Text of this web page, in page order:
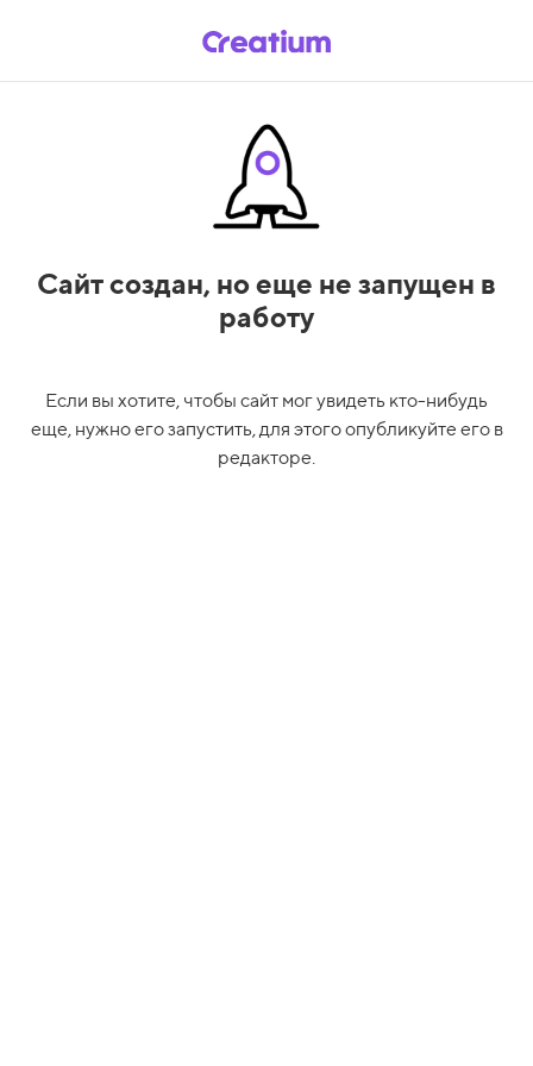
Сайт создан, но еще не запущен в
работу
Если вы хотите, чтобы сайт мог увидеть кто-нибудь
еще, нужно его запустить, для этого опубликуйте его в
редакторе.